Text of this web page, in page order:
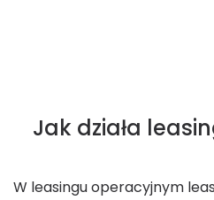
Jak działa
W leasingu operacyjnym